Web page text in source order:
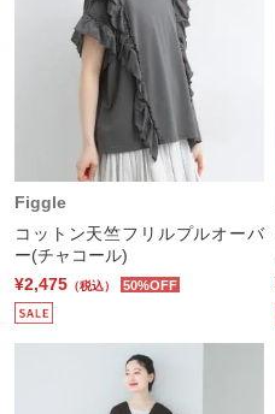
Figgle
コットン天竺フリルプルオーバ
ー(チャコール)
¥2,475 （税込） 50%OFF